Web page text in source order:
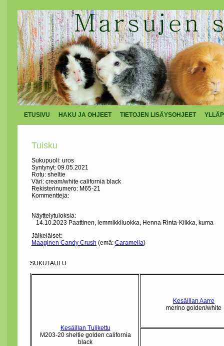
ETUSIVU HAKU JA OHJEET TIETOJEN LISÄYSOHJEET
Tuisku
Sukupuoli: uros
Syntynyt: 09.05.2021
Rotu: sheltie
Väri: cream/white california black
Rekisterinumero: M65-21
Kommentteja:
Näyttelytuloksia:
14.10.2023 Paattinen, lemmikkiluokka, Henna Rinta-Kiikka, kuma
Jälkeläiset:
Maaginen Candy Crush (emä: Caramella)
SUKUTAULU
Kesäillan Tulikettu
M203-20 sheltie golden california
black
Kesäillan Aarre
merino golden/white